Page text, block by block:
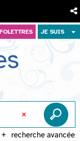
JE SUIS
recherche avancée